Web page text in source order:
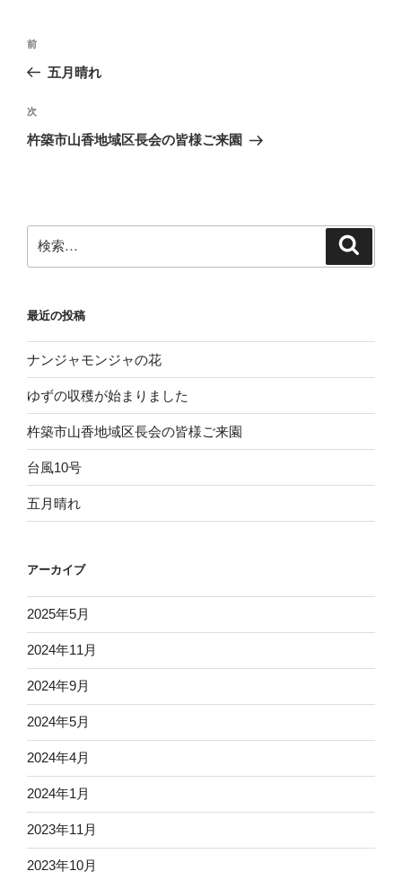
投
ビ
ゲ
ン
前
の
稿
前
五月晴れ
次
の
次
杵築市山香地域区長会の皆様ご来園
索:
最近の投稿
ナンジャモンジャの花
ゆずの収穫が始まりました
杵築市山香地域区長会の皆様ご来園
台風10号
五月晴れ
アーカイブ
2025年5月
2024年11月
2024年9月
2024年5月
2024年4月
2024年1月
2023年11月
2023年10月